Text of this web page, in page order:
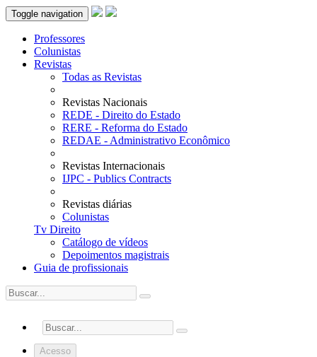
Toggle navigation
Professores
Colunistas
Revistas
Todas as Revistas
Revistas Nacionais
REDE - Direito do Estado
RERE - Reforma do Estado
REDAE - Administrativo Econômico
Revistas Internacionais
IJPC - Publics Contracts
Revistas diárias
Colunistas
Tv Direito
Catálogo de vídeos
Depoimentos magistrais
Guia de profissionais
Acesso